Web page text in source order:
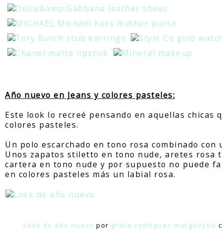
Año nuevo en Jeans y colores pasteles:
Este look lo recreé pensando en aquellas chicas
colores pasteles.
Un polo escarchado en tono rosa combinado
Unos zapatos stiletto en tono nude, aretes rosa
cartera en tono nude y por supuesto no puede
en colores pasteles más un labial rosa.
Look de año nuevo por grace-rodriguez-murgueytio